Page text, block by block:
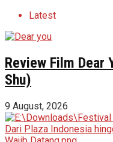
Latest
Review Film Dear
Shu)
9 August, 2026